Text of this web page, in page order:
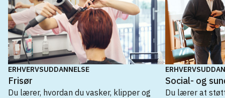
ERHVERVSUDDANNELSE
Frisør
Du lærer, hvordan du vasker, klipper og
Social- og
Du lærer at